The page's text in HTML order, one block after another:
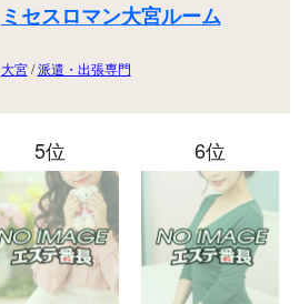
ミセスロマン大宮ルーム
大宮/派遣・出張専門
5位 6位